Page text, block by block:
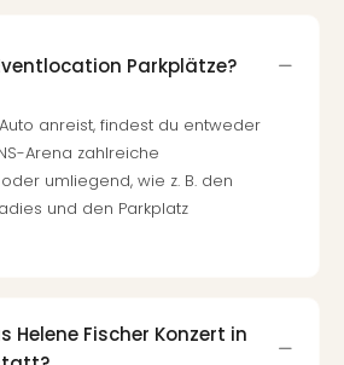
Parkplätze?
anreist, findest du entweder
Arena zahlreiche
umliegend, wie z. B. den
und den Parkplatz
Helene Fischer Konzert in